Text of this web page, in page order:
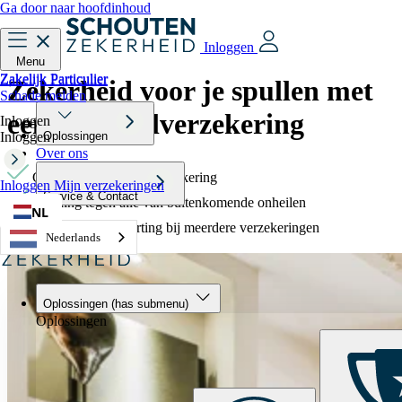
Ga door naar hoofdinhoud
Menu
Inloggen
Zakelijk Particulier
Oplossingen
Over ons
Service & Contact
Nederlands
Zakelijk Particulier
Schade melden
Inloggen
Inloggen
Inloggen Mijn verzekeringen
NL
Oplossingen (has submenu)
Oplossingen
Zekerheid voor je spullen met
een inboedelverzekering
Garantie tegen onderverzekering
Dekking tegen alle van buitenkomende onheilen
Tot 10% pakketkorting bij meerdere verzekeringen
Vraag offerte aan